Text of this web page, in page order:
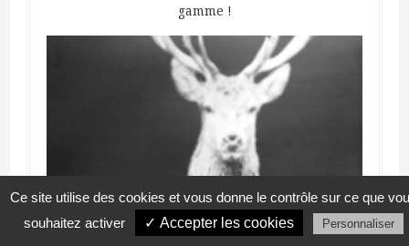
gamme !
Ce site utilise des cookies et vous donne le contrôle sur ce que
souhaitez activer
✓ Accepter les cookies Personnaliser